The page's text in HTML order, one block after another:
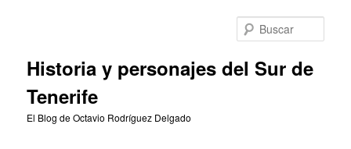
Historia y personajes del Sur de
Tenerife
El Blog de Octavio Rodríguez Delgado